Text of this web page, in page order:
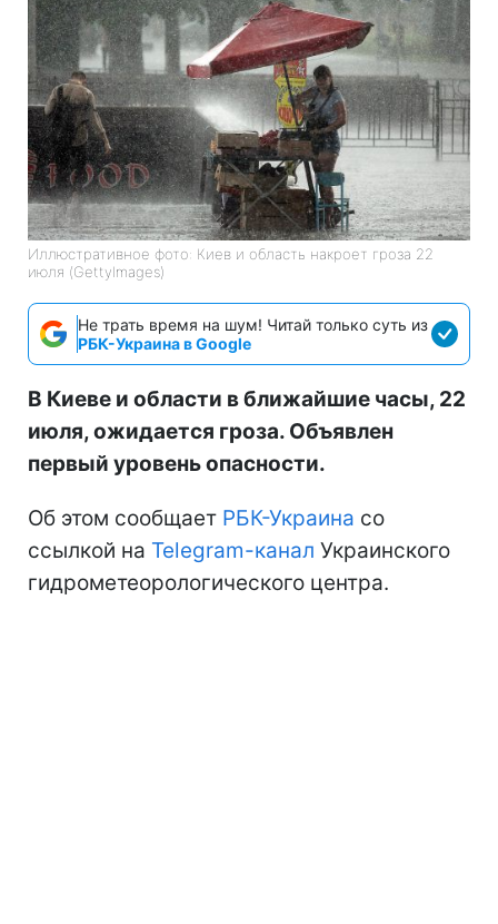
Иллюстративное фото: Киев и область накроет гроза 22
июля (GettyImages)
Не трать время на шум! Читай только суть из
РБК-Украина в Google
В Киеве и области в ближайшие часы, 22
июля, ожидается гроза. Объявлен
первый уровень опасности.
Об этом сообщает РБК-Украина со
ссылкой на Telegram-канал Украинского
гидрометеорологического центра.